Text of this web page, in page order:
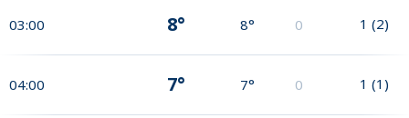
03:00 8° 8° 0 1 (2)
04:00 7° 7° 0 1 (1)